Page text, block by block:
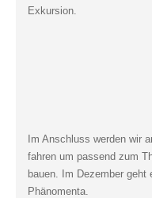
Exkursion.
Im Anschluss werden wir
fahren um passend zum
bauen. Im Dezember
Phänomenta.